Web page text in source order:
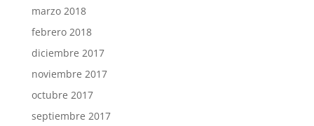
marzo 2018
febrero 2018
diciembre 2017
noviembre 2017
octubre 2017
septiembre 2017